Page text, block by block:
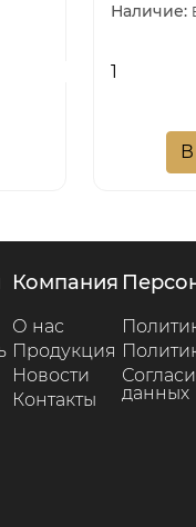
Наличие:
компания
О нас
Продукция
Новости
Контакты
данных